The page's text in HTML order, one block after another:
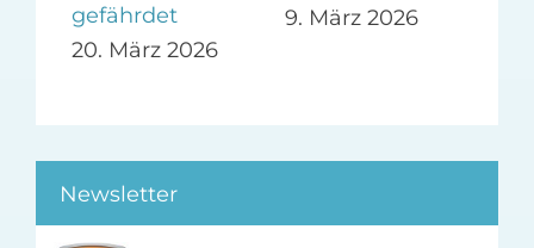
gefährdet
20. März 2026
9. März 2026
Newsletter